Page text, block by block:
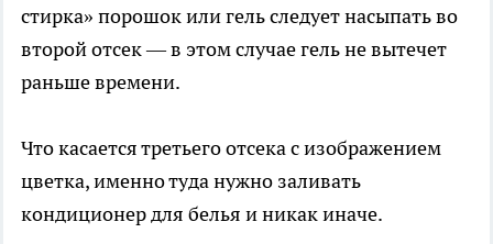
стирка» порошок или гель следует насыпать во
второй отсек — в этом случае гель не вытечет
раньше времени.
Что касается третьего отсека с изображением
цветка, именно туда нужно заливать
кондиционер для белья и никак иначе.